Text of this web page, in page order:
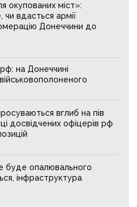
окупованих міст»:
чи вдасться армії
Донеччини до
на Донеччині
вглиб на пів
досвідчених офіцерів рф
буде опалювального
інфраструктура